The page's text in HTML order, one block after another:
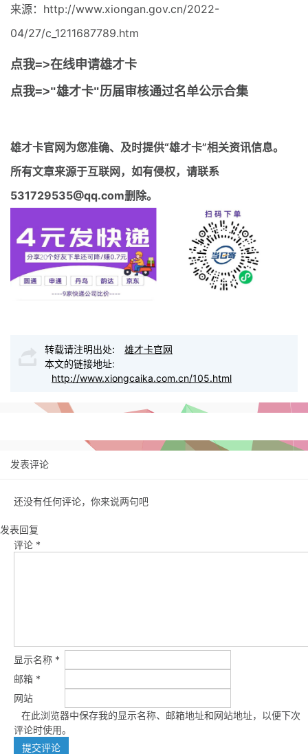
来源：http://www.xiongan.gov.cn/2022-
04/27/c_1211687789.htm
点我=>在线申请雄才卡
点我=>"雄才卡"历届审核通过名单公示合集
雄才卡官网为您准确、及时提供“雄才卡”相关资讯信息。
所有文章来源于互联网，如有侵权，请联系
531729535@qq.com删除。
转载请注明出处:
雄才卡官网
本文的链接地址:
http://www.xiongcaika.com.cn/105.html
发表评论
还没有任何评论，你来说两句吧
发表回复
评论 *
显示名称 *
邮箱 *
网站
在此浏览器中保存我的显示名称、邮箱地址和网站地址，以便下次
评论时使用。